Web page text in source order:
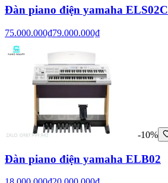
Đàn piano điện yamaha ELS02C
75.000.000₫79.000.000₫
-10%
Đàn piano điện yamaha ELB02